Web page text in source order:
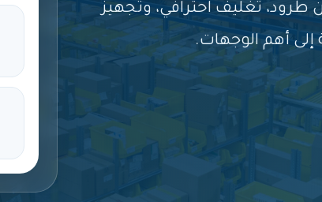
تغليف احترافي، وتجهيز
أهم الوجهات.